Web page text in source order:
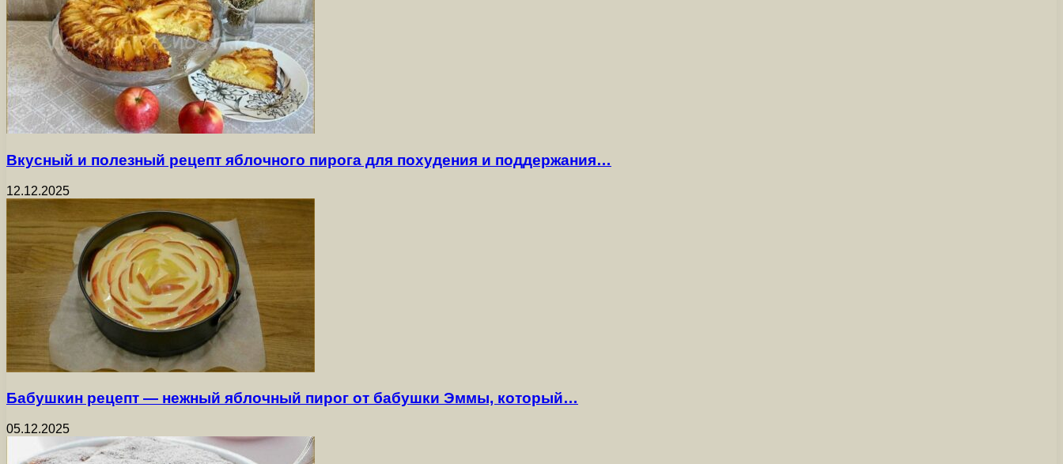
Вкусный и полезный рецепт яблочного пирога для похудения и поддержания…
12.12.2025
Бабушкин рецепт — нежный яблочный пирог от бабушки Эммы, который…
05.12.2025